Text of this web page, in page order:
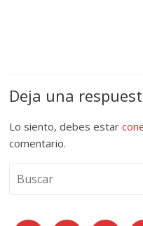
Deja una
Lo siento, debes estar
comentario.